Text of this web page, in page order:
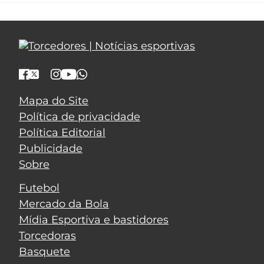
Mapa do Site
Política de privacidade
Política Editorial
Publicidade
Sobre
Futebol
Mercado da Bola
Mídia Esportiva e bastidores
Torcedoras
Basquete